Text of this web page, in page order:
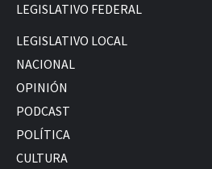
LEGISLATIVO FEDERAL
LEGISLATIVO LOCAL
NACIONAL
OPINIÓN
PODCAST
POLÍTICA
CULTURA